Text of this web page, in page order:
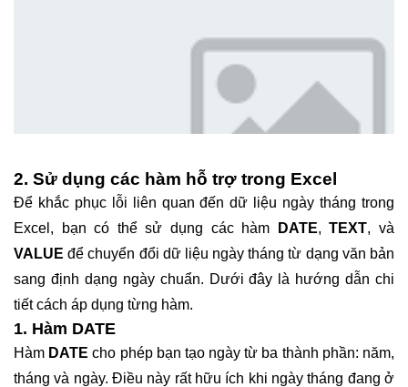
2. Sử dụng các hàm hỗ trợ trong Excel
Để khắc phục lỗi liên quan đến dữ liệu ngày tháng trong
Excel, bạn có thể sử dụng các hàm
DATE,TEXT, và
VALUE để chuyển đổi dữ liệu ngày tháng từ dạng văn bản
sang định dạng ngày chuẩn. Dưới đây là hướng dẫn chi
tiết cách áp dụng từng hàm.
1. Hàm DATE
Hàm DATE cho phép bạn tạo ngày từ ba thành phần: năm,
tháng và ngày. Điều này rất hữu ích khi ngày tháng đang ở